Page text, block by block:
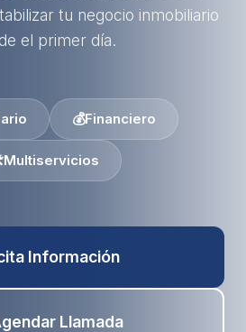
tu negocio inmobiliario
el primer día.
💰Financiero
Multiservicios
Información
Llamada